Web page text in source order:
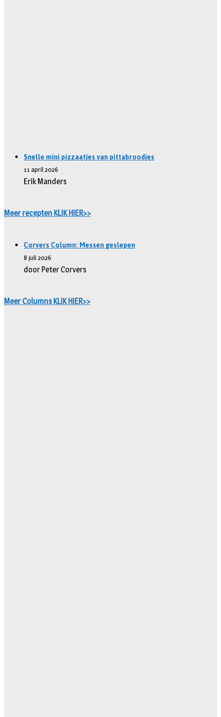
Snelle mini pizzaatjes van pittabroodjes
11 april 2026
Erik Manders
Meer recepten KLIK HIER>>
Corvers Column: Messen geslepen
8 juli 2026
door Peter Corvers
Meer Columns KLIK HIER>>